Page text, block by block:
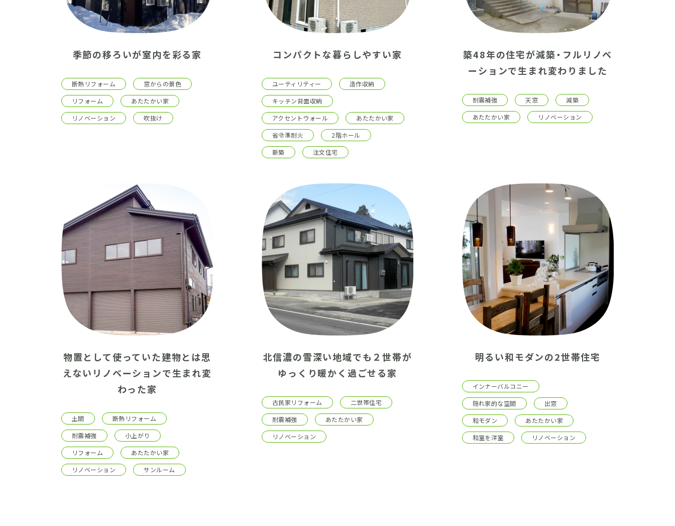
季節の移ろいが室内を彩る家
断熱リフォーム
窓からの景色
リフォーム
あたたかい家
リノベーション
吹抜け
コンパクトな暮らしやすい家
ユーティリティー
造作収納
キッチン背面収納
アクセントウォール
あたたかい家
省令準耐火
2階ホール
新築
注文住宅
築48年の住宅が減築・フルリノベ
ーションで生まれ変わりました
耐震補強 天窓
減築
あたたかい家
リノベーション
物置として使っていた建物とは思
えないリノベーションで生まれ変
わった家
土間
断熱リフォーム
耐震補強
小上がり
リフォーム
あたたかい家
リノベーション
サンルーム
北信濃の雪深い地域でも２世帯が
ゆっくり暖かく過ごせる家
古民家リフォーム
二世帯住宅
耐震補強
あたたかい家
リノベーション
明るい和モダンの2世帯住宅
インナーバルコニー
隠れ家的な空間
出窓
和モダン
あたたかい家
和室を洋室
リノベーション